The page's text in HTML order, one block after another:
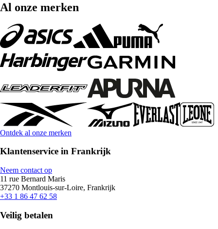
Al onze merken
Ontdek al onze merken
Klantenservice in Frankrijk
Neem contact op
11 rue Bernard Maris
37270 Montlouis-sur-Loire, Frankrijk
+33 1 86 47 62 58
Veilig betalen